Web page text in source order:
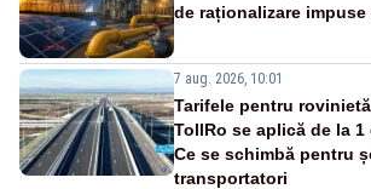
de raționalizare
7 aug. 2026, 10:01
Tarifele pentru
TollRo se aplică de la 1
Ce se schimbă pentru
transportatori